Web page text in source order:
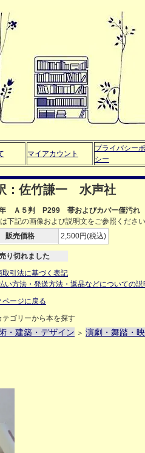
マイアカウント
プライバシー
シー
：佐竹謙一 水声社
Ａ５判 P299 帯およびカバー僅汚れ
下記の画像および説明文をご参照くださ
販売価格
2,500円(税込)
り切れました
取引法に基づく表記
い方法・発送方法・返品などについての説
ページに戻る
テゴリーから本を探す
・建築・デザイン ＞ 演劇・舞踏・